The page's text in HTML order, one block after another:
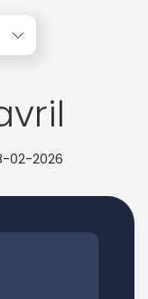
02-2026